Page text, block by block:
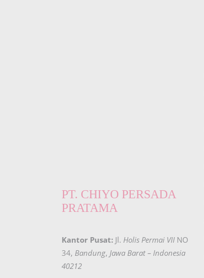
PT. CHIYO PERSADA
PRATAMA
Kantor Pusat: Jl. Holis Permai VII NO
34, Bandung, Jawa Barat – Indonesia
40212